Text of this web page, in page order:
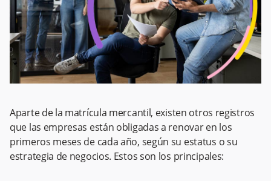
Aparte de la matrícula mercantil, existen otros registros
que las empresas están obligadas a renovar en los
primeros meses de cada año, según su estatus o su
estrategia de negocios. Estos son los principales: